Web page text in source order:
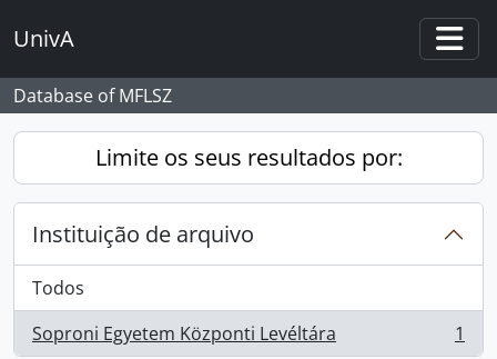
UnivA
Database of MFLSZ
Limite os seus resultados por:
Instituição de arquivo
Todos
Soproni Egyetem Központi Levéltára
, 1 resultados 1